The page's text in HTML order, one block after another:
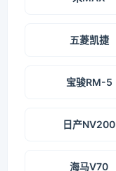
五菱凯捷
宝骏RM-5
日产NV200
海马V70